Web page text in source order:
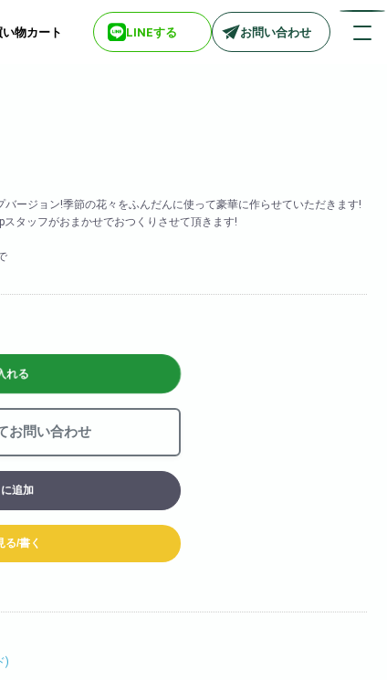
い物カート LINEする お問い合わせ
> biotop 北新地店
> biotop 堺東店
> biotop 広島店
お買い物カート
Tel: 06-6313-8787
Fax:06-6313-9393
ージョン!季節の花々をふんだんに使って豪華に作らせていただきます!
タッフがおまかせでおつくりさせて頂きます!
れる
お問い合わせ
追加
る/書く
)